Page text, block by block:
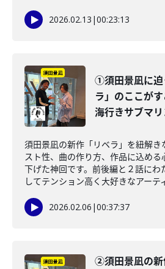
2026.02.13 |00:23:13
①須田景凪に迫
ラ」のここが
海行きサブマ
須田景凪の新作「リベラ」を紐解き
スト性、曲の作り方、作品に込める
下げた神回です。前後編と２話にわ
してテンション高く大好きなアーテ
2026.02.06 |00:37:37
②須田景凪の新